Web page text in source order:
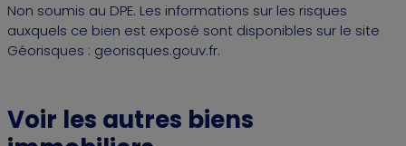
Non soumis au DPE. Les informations sur les risques
auxquels ce bien est exposé sont disponibles sur le site
Géorisques : georisques.gouv.fr.
Voir les autres biens